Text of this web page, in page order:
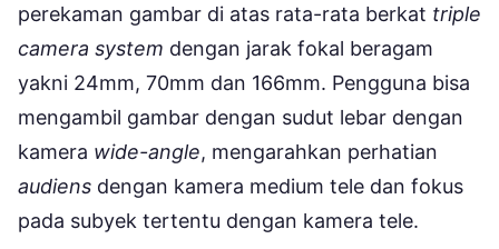
perekaman gambar di atas rata-rata berkat triple
camera system dengan jarak fokal beragam
yakni 24mm, 70mm dan 166mm. Pengguna bisa
mengambil gambar dengan sudut lebar dengan
kamera wide-angle, mengarahkan perhatian
audiens dengan kamera medium tele dan fokus
pada subyek tertentu dengan kamera tele.